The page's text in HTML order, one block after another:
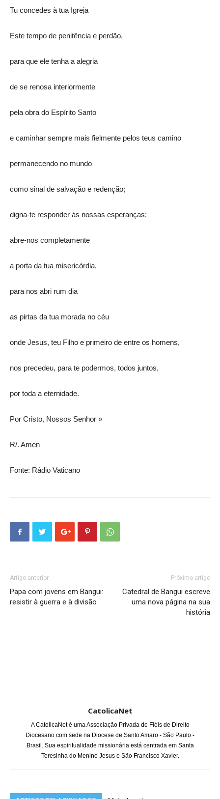
Tu concedes à tua Igreja
Este tempo de penitência e perdão,
para que ele tenha a alegria
de se renosa interiormente
pela obra do Espírito Santo
e caminhar sempre mais fielmente pelos teus camino
permanecendo no mundo
como sinal de salvação e redenção;
digna-te responder às nossas esperanças:
abre-nos completamente
a porta da tua misericórdia,
para nos abri rum dia
as pirtas da tua morada no céu
onde Jesus, teu Filho e primeiro de entre os homens,
nos precedeu, para te podermos, todos juntos,
por toda a eternidade.
Por Cristo, Nossos Senhor »
R/. Amen
Fonte: Rádio Vaticano
Artigo anterior
Papa com jovens em Bangui:
resistir à guerra e à divisão
Próximo artigo
Catedral de Bangui escreve
uma nova página na sua
história
CatolicaNet
A CatolicaNet é uma Associação Privada de Fiéis de Direito
Diocesano com sede na Diocese de Santo Amaro - São Paulo -
Brasil. Sua espiritualidade missionária está centrada em Santa
Teresinha do Menino Jesus e São Francisco Xavier.